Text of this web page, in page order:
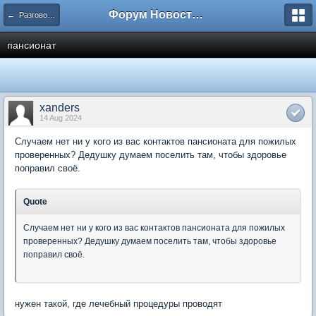
← Разговоры обо всем Форум Новостройки
пансионат
xanders
14 Aug 2024
Случаем нет ни у кого из вас контактов пансионата для пожилых
проверенных? Дедушку думаем поселить там, чтобы здоровье
поправил своё.
Quote
Случаем нет ни у кого из вас контактов пансионата для пожилых
проверенных? Дедушку думаем поселить там, чтобы здоровье
поправил своё.
нужен такой, где лечебный процедуры проводят